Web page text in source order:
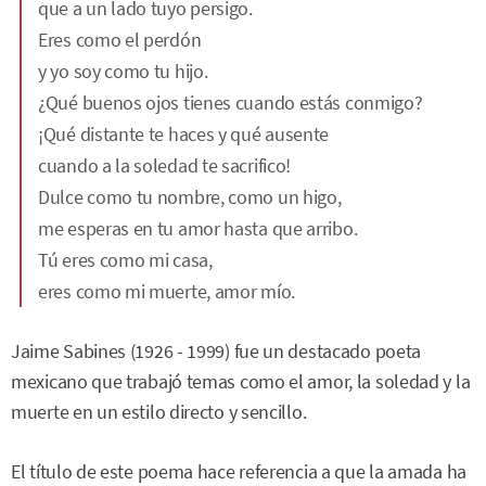
que a un lado tuyo persigo.
Eres como el perdón
y yo soy como tu hijo.
¿Qué buenos ojos tienes cuando estás conmigo?
¡Qué distante te haces y qué ausente
cuando a la soledad te sacrifico!
Dulce como tu nombre, como un higo,
me esperas en tu amor hasta que arribo.
Tú eres como mi casa,
eres como mi muerte, amor mío.
Jaime Sabines (1926 - 1999) fue un destacado poeta
mexicano que trabajó temas como el amor, la soledad y la
muerte en un estilo directo y sencillo.
El título de este poema hace referencia a que la amada ha